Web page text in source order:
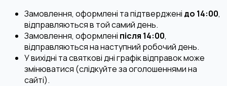
Замовлення, оформлені та підтверджені до 14:00,
відправляються в той самий день.
Замовлення, оформлені після 14:00,
відправляються на наступний робочий день.
У вихідні та святкові дні графік відправок може
змінюватися (слідкуйте за оголошеннями на
сайті).